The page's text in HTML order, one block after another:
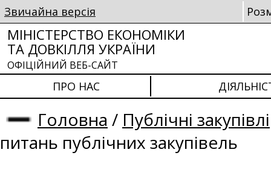
Звичайна версія
МІНІСТЕРСТВО ЕКОНОМІКИ
ТА ДОВКІЛЛЯ УКРАЇНИ
ОФІЦІЙНИЙ ВЕБ-САЙТ
ПРО НАС
Головна / Публічні закупівлі
питань публічних закупівель